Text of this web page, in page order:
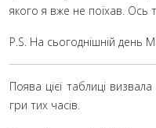
якого я вже не поїхав. Ось
P.S. На сьогоднішній день
Поява цієї таблиці
гри тих часів.